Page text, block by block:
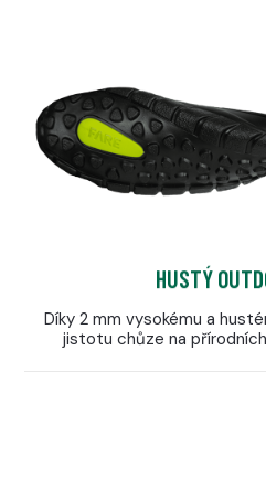
HUSTÝ
Díky 2 mm vysokému a
jistotu chůze na